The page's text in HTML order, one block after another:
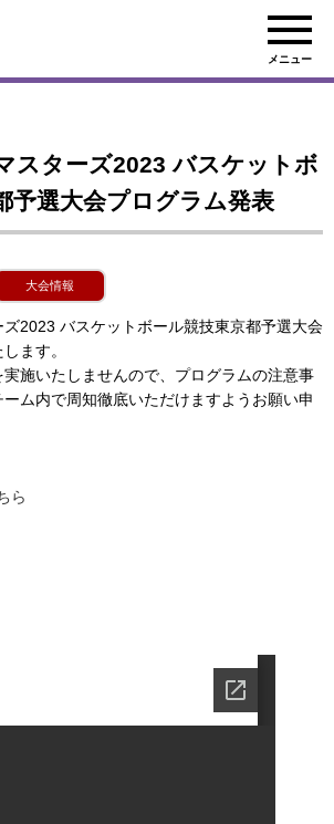
メニュー
スターズ2023 バスケットボ
予選大会プログラム発表
大会情報
2023 バスケットボール競技東京都予選大会
ます。
施いたしませんので、プログラムの注意事
ム内で周知徹底いただけますようお願い申
ら